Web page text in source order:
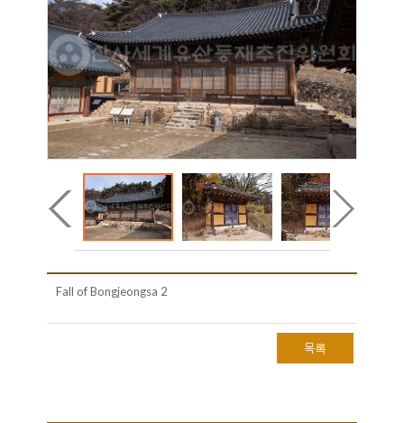
Fall of Bongjeongsa 2
목록